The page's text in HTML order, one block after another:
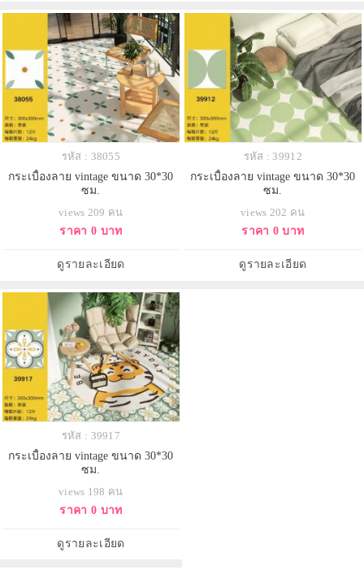
รหัส : 38055
กระเบื้องลาย vintage ขนาด 30*30
ซม.
views 209 คน
ราคา 0 บาท
ดูรายละเอียด
รหัส : 39912
กระเบื้องลาย vintage ขนาด 30*30
ซม.
views 202 คน
ราคา 0 บาท
ดูรายละเอียด
รหัส : 39917
กระเบื้องลาย vintage ขนาด 30*30
ซม.
views 198 คน
ราคา 0 บาท
ดูรายละเอียด